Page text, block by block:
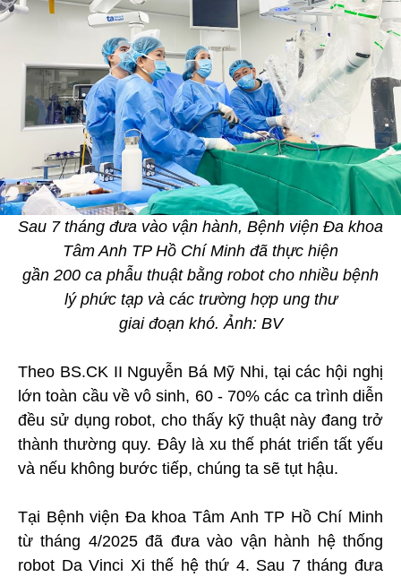
Sau 7 tháng đưa vào vận hành, Bệnh viện Đa khoa
Tâm Anh TP Hồ Chí Minh đã thực hiện
gần 200 ca phẫu thuật bằng robot cho nhiều bệnh
lý phức tạp và các trường hợp ung thư
giai đoạn khó. Ảnh: BV
Theo BS.CK II Nguyễn Bá Mỹ Nhi, tại các hội nghị
lớn toàn cầu về vô sinh, 60 - 70% các ca trình diễn
đều sử dụng robot, cho thấy kỹ thuật này đang trở
thành thường quy. Đây là xu thế phát triển tất yếu
và nếu không bước tiếp, chúng ta sẽ tụt hậu.
Tại Bệnh viện Đa khoa Tâm Anh TP Hồ Chí Minh
từ tháng 4/2025 đã đưa vào vận hành hệ thống
robot Da Vinci Xi thế hệ thứ 4. Sau 7 tháng đưa